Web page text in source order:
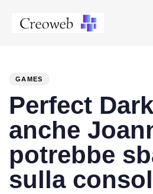
GAMES
Perfect
anche
potrebbe
sulla